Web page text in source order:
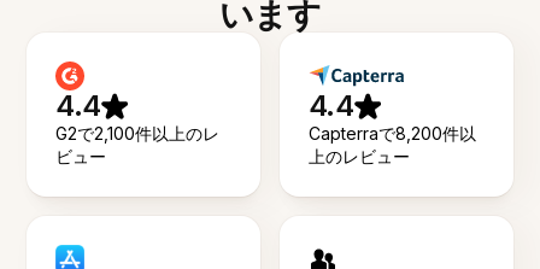
います
4.4
G2で2,100件以上のレ
ビュー
4.4
Capterraで8,200件以
上のレビュー